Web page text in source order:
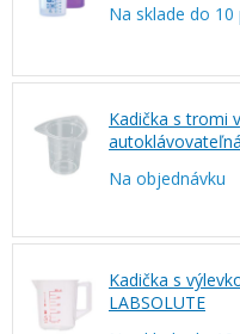
Na sklade do
Kadička s tromi
autoklávovateľná
Na objednávku
Kadička s
LABSOLUTE